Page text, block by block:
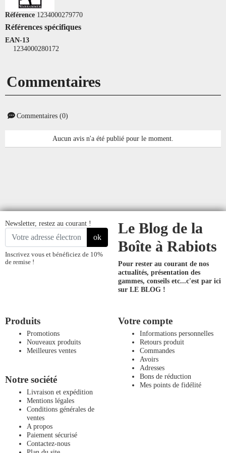
Référence 1234000279770
Références spécifiques
EAN-13
1234000280172
Commentaires
Commentaires (0)
Aucun avis n'a été publié pour le moment.
Newsletter, restez au courant !
ok
Inscrivez vous et bénéficiez de 10%
de remise !
Le Blog de la
Boîte à Rabiots
Pour rester au courant de nos
actualités, présentation des
gammes, conseils etc...c'est par ici
sur LE BLOG !
Produits
Promotions
Nouveaux produits
Meilleures ventes
Notre société
Livraison et expédition
Mentions légales
Conditions générales de
ventes
A propos
Paiement sécurisé
Contactez-nous
Votre compte
Informations personnelles
Retours produit
Commandes
Avoirs
Adresses
Bons de réduction
Mes points de fidélité